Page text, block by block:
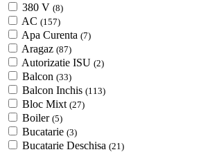
380 V (8)
AC (157)
Apa Curenta (7)
Aragaz (87)
Autorizatie ISU (2)
Balcon (33)
Balcon Inchis (113)
Bloc Mixt (27)
Boiler (5)
Bucatarie (3)
Bucatarie Deschisa (21)